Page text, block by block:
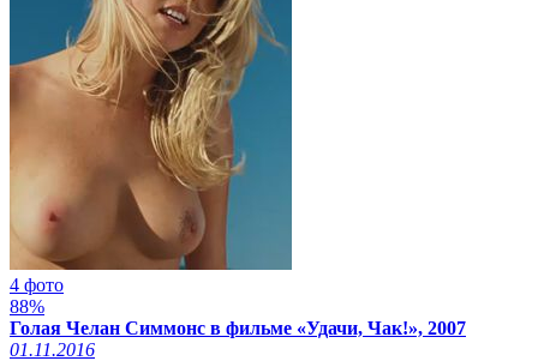
4 фото
88%
Голая Челан Симмонс в фильме «Удачи, Чак!», 2007
01.11.2016